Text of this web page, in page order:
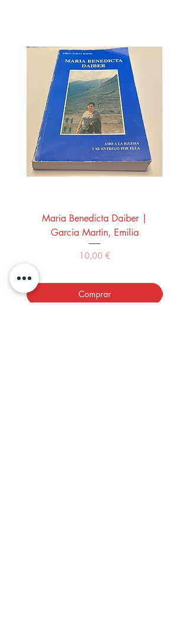
Maria Benedicta Daiber |
Garcia Martin, Emilia
Precio
10,00 €
Comprar